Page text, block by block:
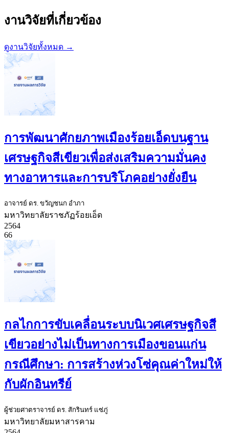
งานวิจัยที่เกี่ยวข้อง
ดูงานวิจัยทั้งหมด →
การพัฒนาศักยภาพเมืองร้อยเอ็ดบนฐาน
เศรษฐกิจสีเขียวเพื่อส่งเสริมความมั่นคง
ทางอาหารและการบริโภคอย่างยั่งยืน
อาจารย์ ดร. ขวัญชนก อำภา
มหาวิทยาลัยราชภัฏร้อยเอ็ด
2564
66
กลไกการขับเคลื่อนระบบนิเวศเศรษฐกิจสี
เขียวอย่างไม่เป็นทางการเมืองขอนแก่น
กรณีศึกษา: การสร้างห่วงโซ่คุณค่าใหม่ให้
กับผักอินทรีย์
ผู้ช่วยศาตราจารย์ ดร. สักรินทร์ แซ่ภู่
มหาวิทยาลัยมหาสารคาม